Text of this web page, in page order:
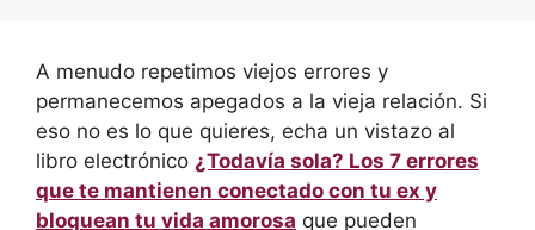
A menudo repetimos viejos errores y
permanecemos apegados a la vieja relación. Si
eso no es lo que quieres, echa un vistazo al
libro electrónico ¿Todavía sola? Los 7 errores
que te mantienen conectado con tu ex y
bloquean tu vida amorosa que pueden